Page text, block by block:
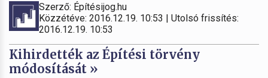
Szerző: Építésijog.hu
Közzétéve: 2016.12.19. 10:53 | Utolsó frissítés:
2016.12.19. 10:53
Kihirdették az Építési törvény
módosítását »